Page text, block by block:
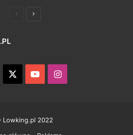
PoprzedniaNastępna
YouTubeInstagram
Lowking.pl 2022